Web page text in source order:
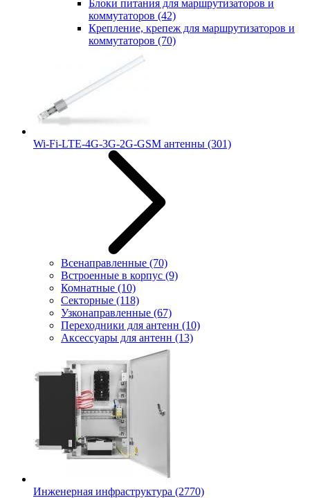
Блоки питания для маршрутизаторов и
коммутаторов (42)
Крепление, крепеж для маршрутизаторов и
коммутаторов (70)
Wi-Fi-LTE-4G-3G-2G-GSM антенны (301)
Всенаправленные (70)
Встроенные в корпус (9)
Комнатные (10)
Секторные (118)
Узконаправленные (67)
Переходники для антенн (10)
Аксессуары для антенн (13)
Инженерная инфраструктура (2770)